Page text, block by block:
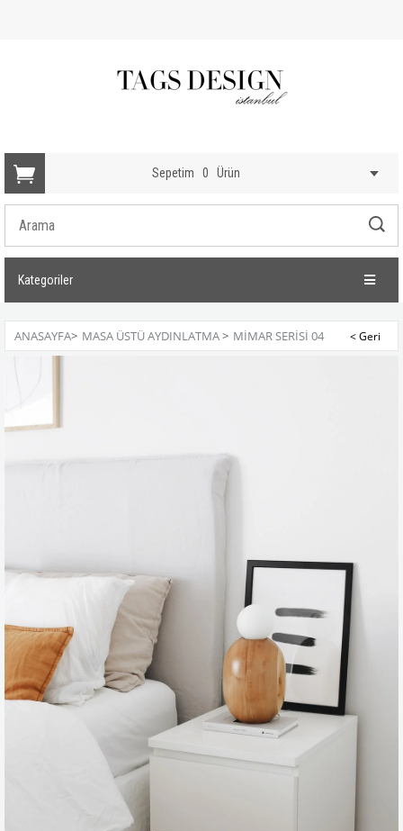
Sepetim 0 Ürün
Kategoriler
ANASAYFA> MASA ÜSTÜ AYDINLATMA> MİMAR SERİSİ 04